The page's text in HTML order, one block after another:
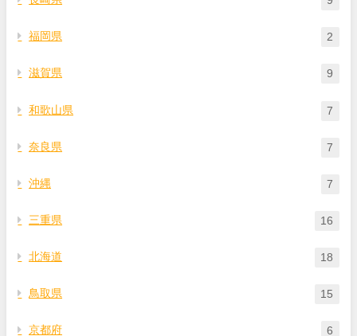
福岡県 2
滋賀県 9
和歌山県 7
奈良県 7
沖縄 7
三重県 16
北海道 18
鳥取県 15
京都府 6